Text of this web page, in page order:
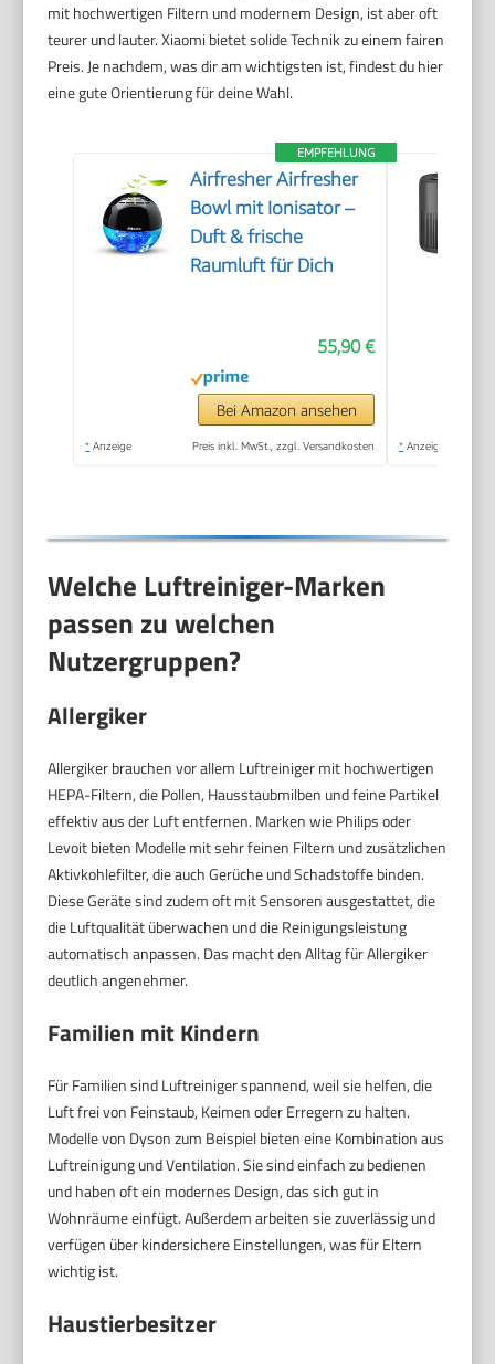
mit hochwertigen Filtern und modernem Design, ist aber oft
teurer und lauter. Xiaomi bietet solide Technik zu einem fairen
Preis. Je nachdem, was dir am wichtigsten ist, findest du hier
eine gute Orientierung für deine Wahl.
EMPFEHLUNG
Airfresher Airfresher
Bowl mit Ionisator –
Duft & frische
Raumluft für Dich
55,90 €
Bei Amazon ansehen
* Anzeige Preis inkl. MwSt., zzgl. Versandkosten * Anzeige
Welche Luftreiniger-Marken
passen zu welchen
Nutzergruppen?
Allergiker
Allergiker brauchen vor allem Luftreiniger mit hochwertigen
HEPA-Filtern, die Pollen, Hausstaubmilben und feine Partikel
effektiv aus der Luft entfernen. Marken wie Philips oder
Levoit bieten Modelle mit sehr feinen Filtern und zusätzlichen
Aktivkohlefilter, die auch Gerüche und Schadstoffe binden.
Diese Geräte sind zudem oft mit Sensoren ausgestattet, die
die Luftqualität überwachen und die Reinigungsleistung
automatisch anpassen. Das macht den Alltag für Allergiker
deutlich angenehmer.
Familien mit Kindern
Für Familien sind Luftreiniger spannend, weil sie helfen, die
Luft frei von Feinstaub, Keimen oder Erregern zu halten.
Modelle von Dyson zum Beispiel bieten eine Kombination aus
Luftreinigung und Ventilation. Sie sind einfach zu bedienen
und haben oft ein modernes Design, das sich gut in
Wohnräume einfügt. Außerdem arbeiten sie zuverlässig und
verfügen über kindersichere Einstellungen, was für Eltern
wichtig ist.
Haustierbesitzer